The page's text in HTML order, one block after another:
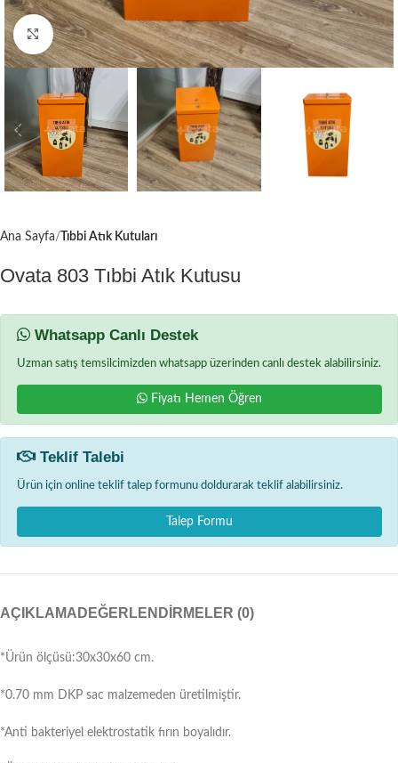
Büyütmek için tıklayın
Ana Sayfa Tıbbi Atık Kutuları
Ovata 803 Tıbbi Atık Kutusu
Whatsapp Canlı Destek
Uzman satış temsilcimizden whatsapp üzerinden canlı destek alabilirsiniz.
Fiyatı Hemen Öğren
Teklif Talebi
Ürün için online teklif talep formunu doldurarak teklif alabilirsiniz.
Talep Formu
AÇIKLAMA DEĞERLENDIRMELER (0)
*Ürün ölçüsü:30x30x60 cm.
*0.70 mm DKP sac malzemeden üretilmiştir.
*Anti bakteriyel elektrostatik fırın boyalıdır.